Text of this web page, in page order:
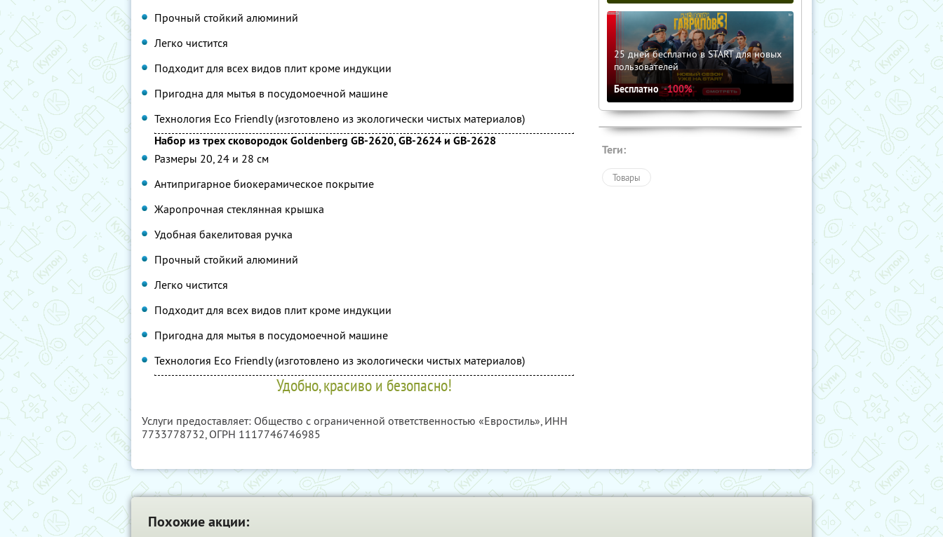
Прочный стойкий алюминий
Легко чистится
Подходит для всех видов плит кроме индукции
Пригодна для мытья в посудомоечной машине
Технология Eco Friendly (изготовлено из экологически чистых материалов)
Набор из трех сковородок Goldenberg GB-2620, GB-2624 и GB-2628
Размеры 20, 24 и 28 см
Антипригарное биокерамическое покрытие
Жаропрочная стеклянная крышка
Удобная бакелитовая ручка
Прочный стойкий алюминий
Легко чистится
Подходит для всех видов плит кроме индукции
Пригодна для мытья в посудомоечной машине
Технология Eco Friendly (изготовлено из экологически чистых материалов)
Удобно, красиво и безопасно!
Услуги предоставляет: Общество с ограниченной ответственностью «Евростиль», ИНН
7733778732, ОГРН 1117746746985
25 дней бесплатно в START для новых
пользователей
Бесплатно -100%
Теги:
Товары
Похожие акции: